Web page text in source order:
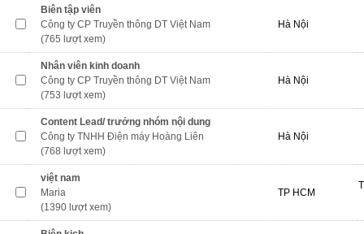
Biên tập viên
Công ty CP Truyền thông DT Việt Nam
(765 lượt xem)
Hà Nội
Nhân viên kinh doanh
Công ty CP Truyền thông DT Việt Nam
(753 lượt xem)
Hà Nội
Content Lead/ trưởng nhóm nội dung
Công ty TNHH Điện máy Hoàng Liên
(768 lượt xem)
Hà Nội
việt nam
Maria
(1390 lượt xem)
TP HCM